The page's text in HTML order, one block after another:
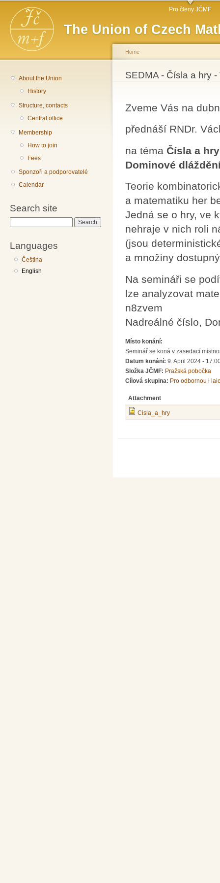
The Union of Czech
Main menu Pro členy JČMF
About the Union
History
Structure, contacts
Central office
Membership
How to join
Fees
Sponzoři a podporovatelé
Calendar
Search site
Languages
Čeština
English
You are here
Home
SEDMA - Čísla a hry
Zveme Vás na
přednáší RNDr.
na téma Čísla a hry
Dominové
Teorie
a matematiku her
Jedná se o hry, ve
nehraje v nich roli
(jsou
a množiny
Na semináři se
lze analyzovat
n8zvem
Nadreálné číslo,
Místo konání:
Seminář se koná v zasedací
Datum konání: 9. April 2024 -
Složka JČMF: Pražská pobočka
Cílová skupina: Pro odbornou i
Attachment
Cisla_a_hry